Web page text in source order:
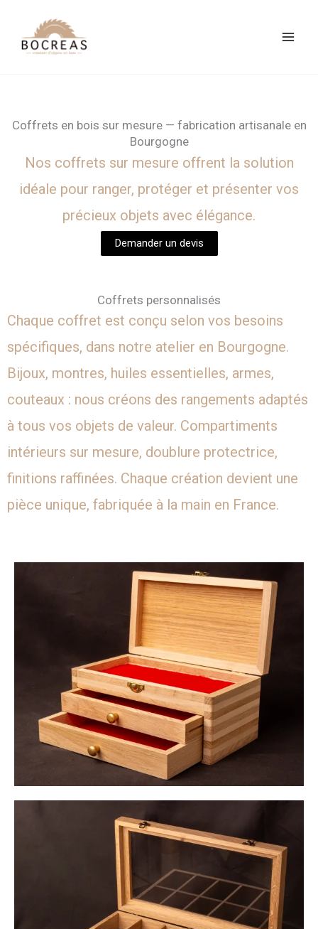
contenu
Coffrets en bois sur mesure — fabrication artisanale en
Bourgogne
Nos coffrets sur mesure offrent la solution
idéale pour ranger, protéger et présenter vos
précieux objets avec élégance.
Demander un devis
Coffrets personnalisés
Chaque coffret est conçu selon vos besoins
spécifiques, dans notre atelier en Bourgogne.
Bijoux, montres, huiles essentielles, armes,
couteaux : nous créons des rangements adaptés
à tous vos objets de valeur. Compartiments
intérieurs sur mesure, doublure protectrice,
finitions raffinées. Chaque création devient une
pièce unique, fabriquée à la main en France.